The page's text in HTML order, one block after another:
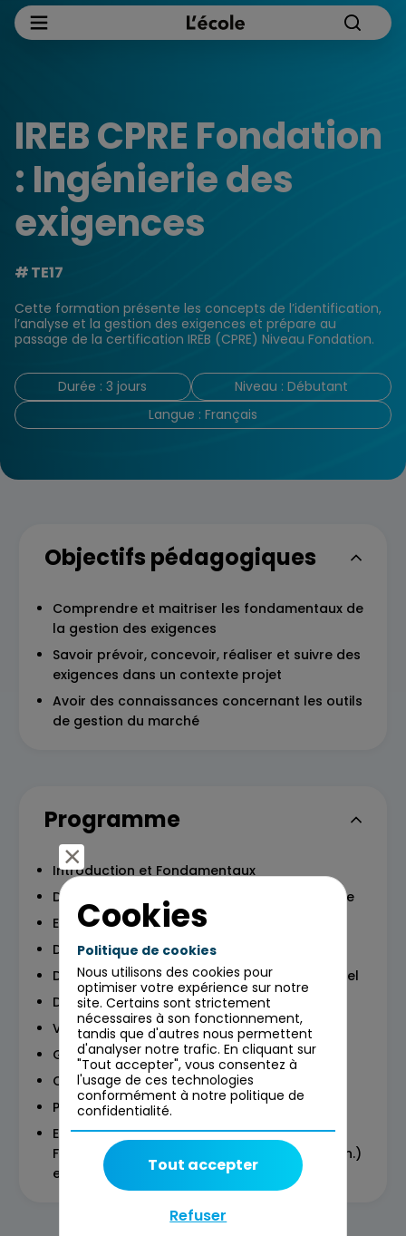
IREB CPRE Fondation
: Ingénierie des
exigences
TE17
Cette formation présente les concepts de l’identification,
l’analyse et la gestion des exigences et prépare au
passage de la certification IREB (CPRE) Niveau Fondation.
Durée : 3 jours
Niveau : Débutant
Langue : Français
Objectifs pédagogiques
Comprendre et maitriser les fondamentaux de
la gestion des exigences
Savoir prévoir, concevoir, réaliser et suivre des
exigences dans un contexte projet
Avoir des connaissances concernant les outils
de gestion du marché
Programme
Introduction et Fondamentaux
Définir le périmètre et le contexte du système
Elucider les exigences
Documenter les exigences
Documenter les exigences en langage naturel
Documenter les exigences par les modèles
Valider et négocier les exigences
Gérer les exigences
Outiller les exigences
Préparation à l'examen
Examen : Passage de la certification IREB
Foundation V.3, QCM (45 questions en 75 min.)
en fin de formation.
Cookies
Politique de cookies
Nous utilisons des cookies pour
optimiser votre expérience sur notre
site. Certains sont strictement
nécessaires à son fonctionnement,
tandis que d'autres nous permettent
d'analyser notre trafic. En cliquant sur
"Tout accepter", vous consentez à
l'usage de ces technologies
conformément à notre politique de
confidentialité.
Refuser
Tout accepter